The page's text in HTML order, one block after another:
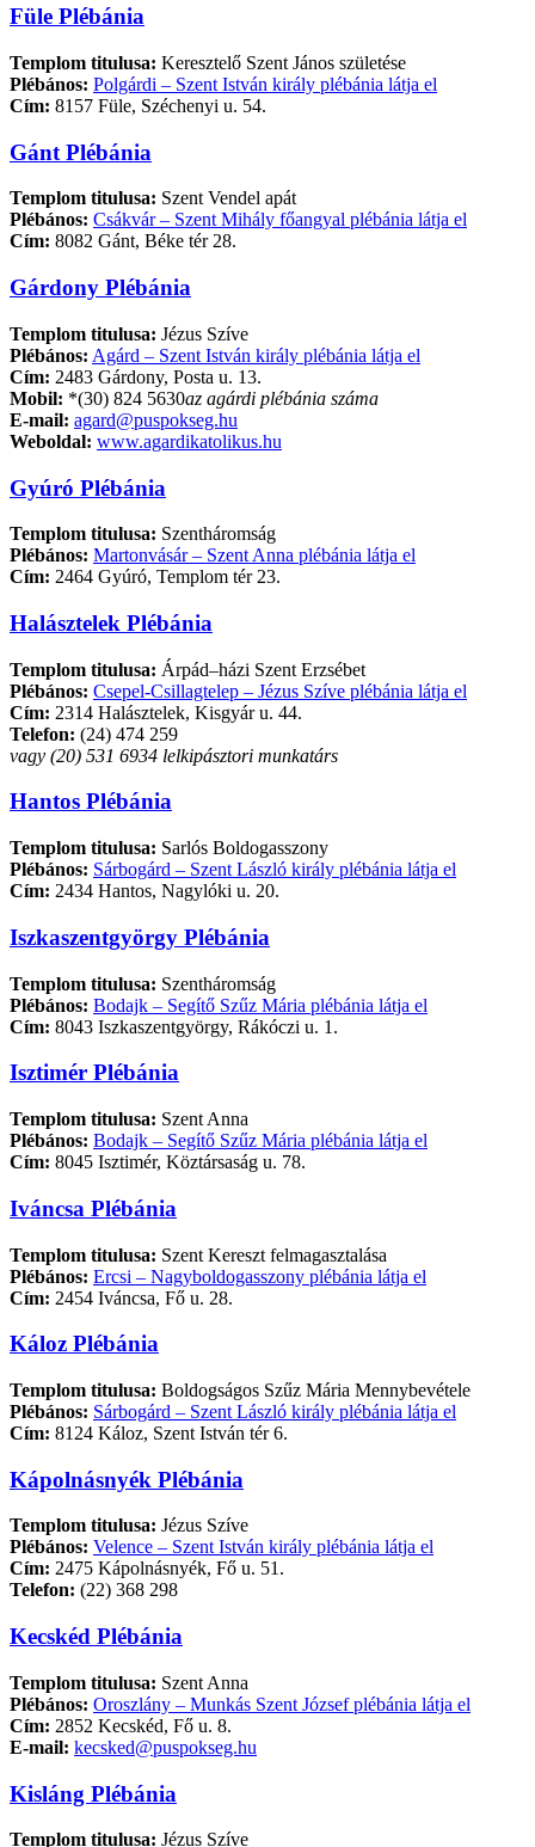
Füle Plébánia
Templom titulusa: Keresztelő Szent János születése
Plébános: Polgárdi – Szent István király plébánia látja el
Cím: 8157 Füle, Széchenyi u. 54.
Gánt Plébánia
Templom titulusa: Szent Vendel apát
Plébános: Csákvár – Szent Mihály főangyal plébánia látja el
Cím: 8082 Gánt, Béke tér 28.
Gárdony Plébánia
Templom titulusa: Jézus Szíve
Plébános: Agárd – Szent István király plébánia látja el
Cím: 2483 Gárdony, Posta u. 13.
Mobil: *(30) 824 5630az agárdi plébánia száma
E-mail: agard@puspokseg.hu
Weboldal: www.agardikatolikus.hu
Gyúró Plébánia
Templom titulusa: Szentháromság
Plébános: Martonvásár – Szent Anna plébánia látja el
Cím: 2464 Gyúró, Templom tér 23.
Halásztelek Plébánia
Templom titulusa: Árpád–házi Szent Erzsébet
Plébános: Csepel-Csillagtelep – Jézus Szíve plébánia látja el
Cím: 2314 Halásztelek, Kisgyár u. 44.
Telefon: (24) 474 259
vagy (20) 531 6934 lelkipásztori munkatárs
Hantos Plébánia
Templom titulusa: Sarlós Boldogasszony
Plébános: Sárbogárd – Szent László király plébánia látja el
Cím: 2434 Hantos, Nagylóki u. 20.
Iszkaszentgyörgy Plébánia
Templom titulusa: Szentháromság
Plébános: Bodajk – Segítő Szűz Mária plébánia látja el
Cím: 8043 Iszkaszentgyörgy, Rákóczi u. 1.
Isztimér Plébánia
Templom titulusa: Szent Anna
Plébános: Bodajk – Segítő Szűz Mária plébánia látja el
Cím: 8045 Isztimér, Köztársaság u. 78.
Iváncsa Plébánia
Templom titulusa: Szent Kereszt felmagasztalása
Plébános: Ercsi – Nagyboldogasszony plébánia látja el
Cím: 2454 Iváncsa, Fő u. 28.
Káloz Plébánia
Templom titulusa: Boldogságos Szűz Mária Mennybevétele
Plébános: Sárbogárd – Szent László király plébánia látja el
Cím: 8124 Káloz, Szent István tér 6.
Kápolnásnyék Plébánia
Templom titulusa: Jézus Szíve
Plébános: Velence – Szent István király plébánia látja el
Cím: 2475 Kápolnásnyék, Fő u. 51.
Telefon: (22) 368 298
Kecskéd Plébánia
Templom titulusa: Szent Anna
Plébános: Oroszlány – Munkás Szent József plébánia látja el
Cím: 2852 Kecskéd, Fő u. 8.
E-mail: kecsked@puspokseg.hu
Kisláng Plébánia
Templom titulusa: Jézus Szíve